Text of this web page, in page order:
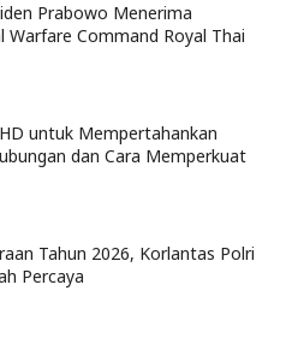
Prabowo Menerima
Warfare Command Royal Thai
untuk Mempertahankan
dan Cara Memperkuat
Tahun 2026, Korlantas Polri
Percaya